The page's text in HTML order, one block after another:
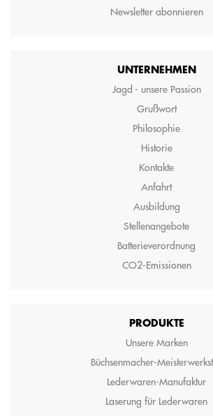
Newsletter abonnieren
UNTERNEHMEN
Jagd - unsere Passion
Grußwort
Philosophie
Historie
Kontakte
Anfahrt
Ausbildung
Stellenangebote
Batterieverordnung
CO2-Emissionen
PRODUKTE
Unsere Marken
Büchsenmacher-
Lederwaren-Manufaktur
Laserung für Lederwaren